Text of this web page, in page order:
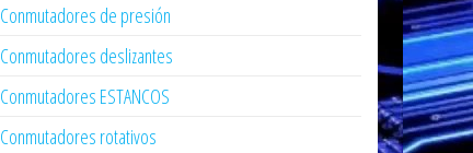
Conmutadores de presión
Conmutadores deslizantes
Conmutadores ESTANCOS
Conmutadores rotativos